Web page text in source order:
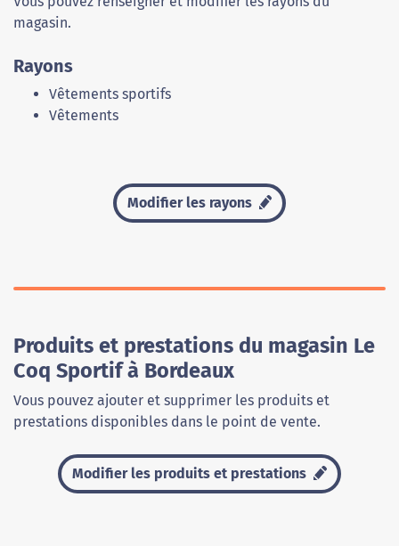
magasin.
Rayons
Vêtements sportifs
Vêtements
Modifier les rayons
Produits et prestations du magasin Le
Coq Sportif à Bordeaux
Vous pouvez ajouter et supprimer les produits et
prestations disponibles dans le point de vente.
Modifier les produits et prestations